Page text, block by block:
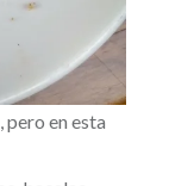
en esta